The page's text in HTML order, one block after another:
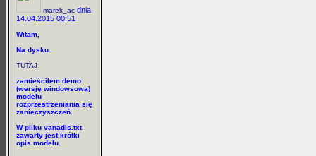
marek_ac dnia
14.04.2015 00:51
Witam,
Na dysku:
TUTAJ
zamieściłem demo
(wersję windowsową)
modelu
rozprzestrzeniania się
zanieczyszczeń.
W pliku vanadis.txt
zawarty jest krótki
opis modelu.